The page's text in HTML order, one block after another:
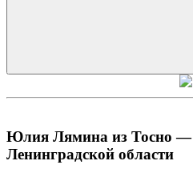
Искать
Юлия Лямина из Тосно —
Ленинградской области